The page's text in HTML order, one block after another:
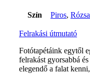
Szín Piros,
Felrakási útmutató
Fotótapétáink egytől
felrakást gyorsabbá
elegendő a falat